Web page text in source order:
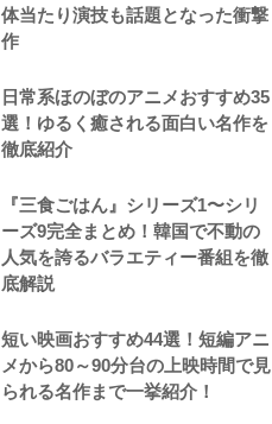
体当たり演技も話題となった衝撃
作
日常系ほのぼのアニメおすすめ35
選！ゆるく癒される面白い名作を
徹底紹介
『三食ごはん』シリーズ1〜シリ
ーズ9完全まとめ！韓国で不動の
人気を誇るバラエティー番組を徹
底解説
短い映画おすすめ44選！短編アニ
メから80～90分台の上映時間で見
られる名作まで一挙紹介！